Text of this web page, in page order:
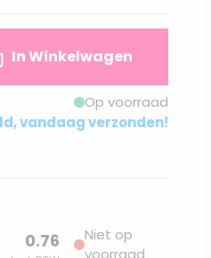
In Winkelwagen
Op voorraad
vandaag verzonden!
0.76
Niet op
voorraad